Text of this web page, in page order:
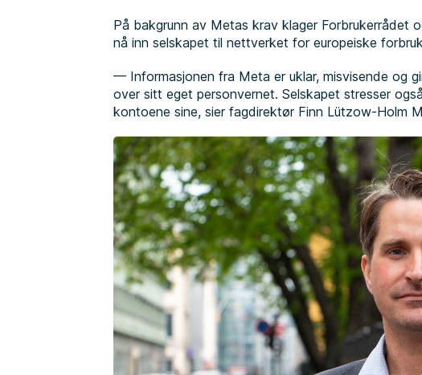
På bakgrunn av Metas krav klager Forbrukerrådet
nå inn selskapet til nettverket for europeiske
— Informasjonen fra Meta er uklar, misvisende og
over sitt eget personvernet. Selskapet stresser
kontoene sine, sier fagdirektør Finn Lützow-Holm